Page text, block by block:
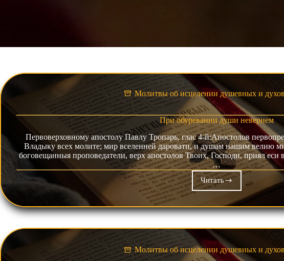
Молитвы об исцелении душевных и
При обуревании души неверием
Первоверховному апостолу Павлу Тропарь, глас 4-й:Апостолов
Владыку всех молите; мир вселенней даровати, и душам нашим велию
боговещанныя проповедатели, верх апостолов Твоих, Господи, приял еси
…
Читать
При
обуревании
души
неверием
Молитвы об исцелении душевных и